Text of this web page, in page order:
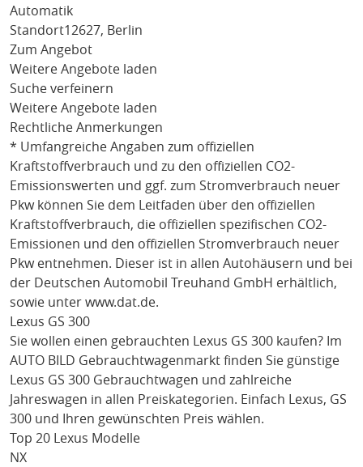
Automatik
Standort12627, Berlin
Zum Angebot
Weitere Angebote laden
Suche verfeinern
Weitere Angebote laden
Rechtliche Anmerkungen
* Umfangreiche Angaben zum offiziellen
Kraftstoffverbrauch und zu den offiziellen CO2-
Emissionswerten und ggf. zum Stromverbrauch neuer
Pkw können Sie dem Leitfaden über den offiziellen
Kraftstoffverbrauch, die offiziellen spezifischen CO2-
Emissionen und den offiziellen Stromverbrauch neuer
Pkw entnehmen. Dieser ist in allen Autohäusern und bei
der Deutschen Automobil Treuhand GmbH erhältlich,
sowie unter www.dat.de.
Lexus GS 300
Sie wollen einen gebrauchten Lexus GS 300 kaufen? Im
AUTO BILD Gebrauchtwagenmarkt finden Sie günstige
Lexus GS 300 Gebrauchtwagen und zahlreiche
Jahreswagen in allen Preiskategorien. Einfach Lexus, GS
300 und Ihren gewünschten Preis wählen.
Top 20 Lexus Modelle
NX